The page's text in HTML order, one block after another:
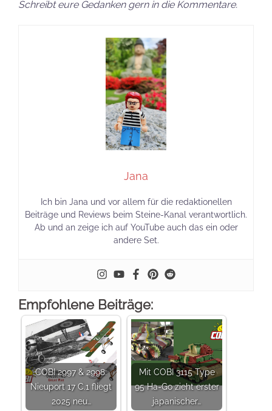
Schreibt eure Gedanken gern in die Kommentare.
Jana
Ich bin Jana und vor allem für die redaktionellen
Beiträge und Reviews beim Steine-Kanal verantwortlich.
Ab und an zeige ich auf YouTube auch das ein oder
andere Set.
Empfohlene Beiträge:
COBI 2997 & 2998:
Nieuport 17 C.1 fliegt
2025 neu…
Mit COBI 3115 Type
95 Ha-Go zieht erster
japanischer…